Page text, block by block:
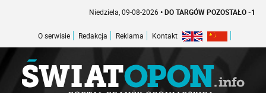
Niedziela, 09-08-2026• DO TARGÓW POZOSTAŁO -1 DNI
O serwisie Redakcja Reklama Kontakt